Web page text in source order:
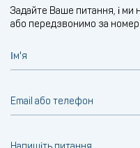
Задайте Ваше питання, і ми
або передзвонимо за
Ім'я
Email або телефон